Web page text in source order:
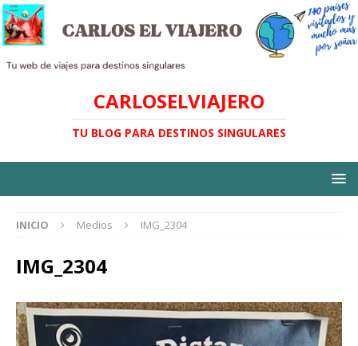
CARLOSELVIAJERO
TU BLOG PARA DESTINOS SINGULARES
INICIO Medios IMG_2304
IMG_2304